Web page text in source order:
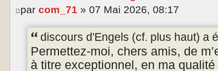
par com_71 » 07 Mai 2026, 08:17
discours d'Engels (cf. plus haut) a
Permettez-moi, chers amis, de
à titre exceptionnel, en ma